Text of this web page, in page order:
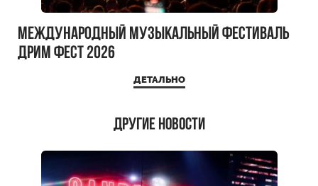
Международный музыкальный фестиваль
ДРИМ ФЕСТ 2026
ДЕТАЛЬНО
Другие новости